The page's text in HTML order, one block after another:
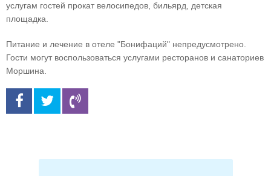
услугам гостей прокат велосипедов, бильярд, детская
площадка.
Питание и лечение в отеле "Бонифаций" непредусмотрено.
Гости могут воспользоваться услугами ресторанов и санаториев
Моршина.